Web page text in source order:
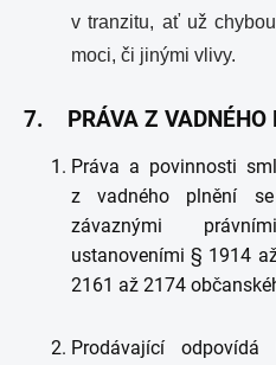
v tranzitu, ať už
moci, či jinými vlivy.
7. PRÁVA Z VADNÉHO
Práva a povinnosti
z vadného plnění
závaznými
ustanoveními § 1914
2161 až 2174
Prodávající